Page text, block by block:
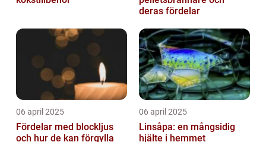
deras fördelar
06 april 2025
Fördelar med blockljus
och hur de kan förgylla
06 april 2025
Linsåpa: en mångsidig
hjälte i hemmet